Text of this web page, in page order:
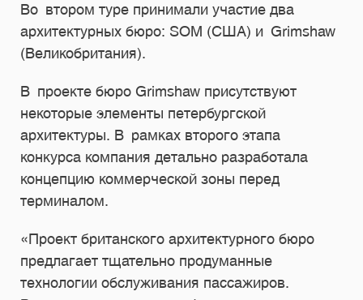
Во втором туре принимали участие два
архитектурных бюро: SOM (США) и Grimshaw
(Великобритания).
В проекте бюро Grimshaw присутствуют
некоторые элементы петербургской
архитектуры. В рамках второго этапа
конкурса компания детально разработала
концепцию коммерческой зоны перед
терминалом.
«Проект британского архитектурного бюро
предлагает тщательно продуманные
технологии обслуживания пассажиров.